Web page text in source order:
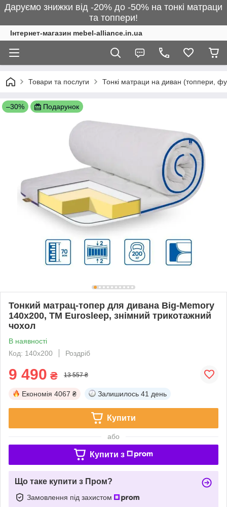
Даруємо знижки від -20% до -50% на тонкі матраци
та топпери!
Інтернет-магазин mebel-alliance.in.ua
Товари та послуги Тонкі матраци на диван (топпери,
–30% Подарунок
Тонкий матрац-топер для дивана Big-Memory
140х200, ТМ Eurosleep, знімний трикотажний
чохол
В наявності
Код: 140х200
Роздріб
9 490 ₴ 13 557 ₴
Економія 4067 ₴ Залишилось 41 день
Купити
або
Купити з
Що таке купити з Пром?
Замовлення під захистом